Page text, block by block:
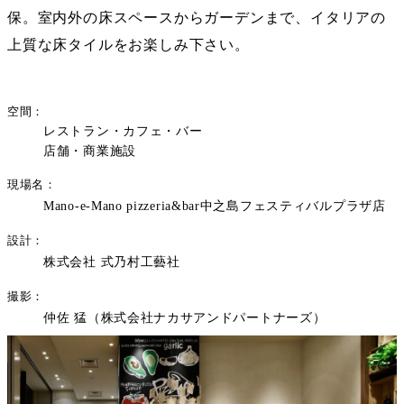
保。室内外の床スペースからガーデンまで、イタリアの
上質な床タイルをお楽しみ下さい。
空間
レストラン・カフェ・バー
店舗・商業施設
現場名
Mano-e-Mano pizzeria&bar中之島フェスティバルプラザ店
設計
株式会社 式乃村工藝社
撮影
仲佐 猛（株式会社ナカサアンドパートナーズ）